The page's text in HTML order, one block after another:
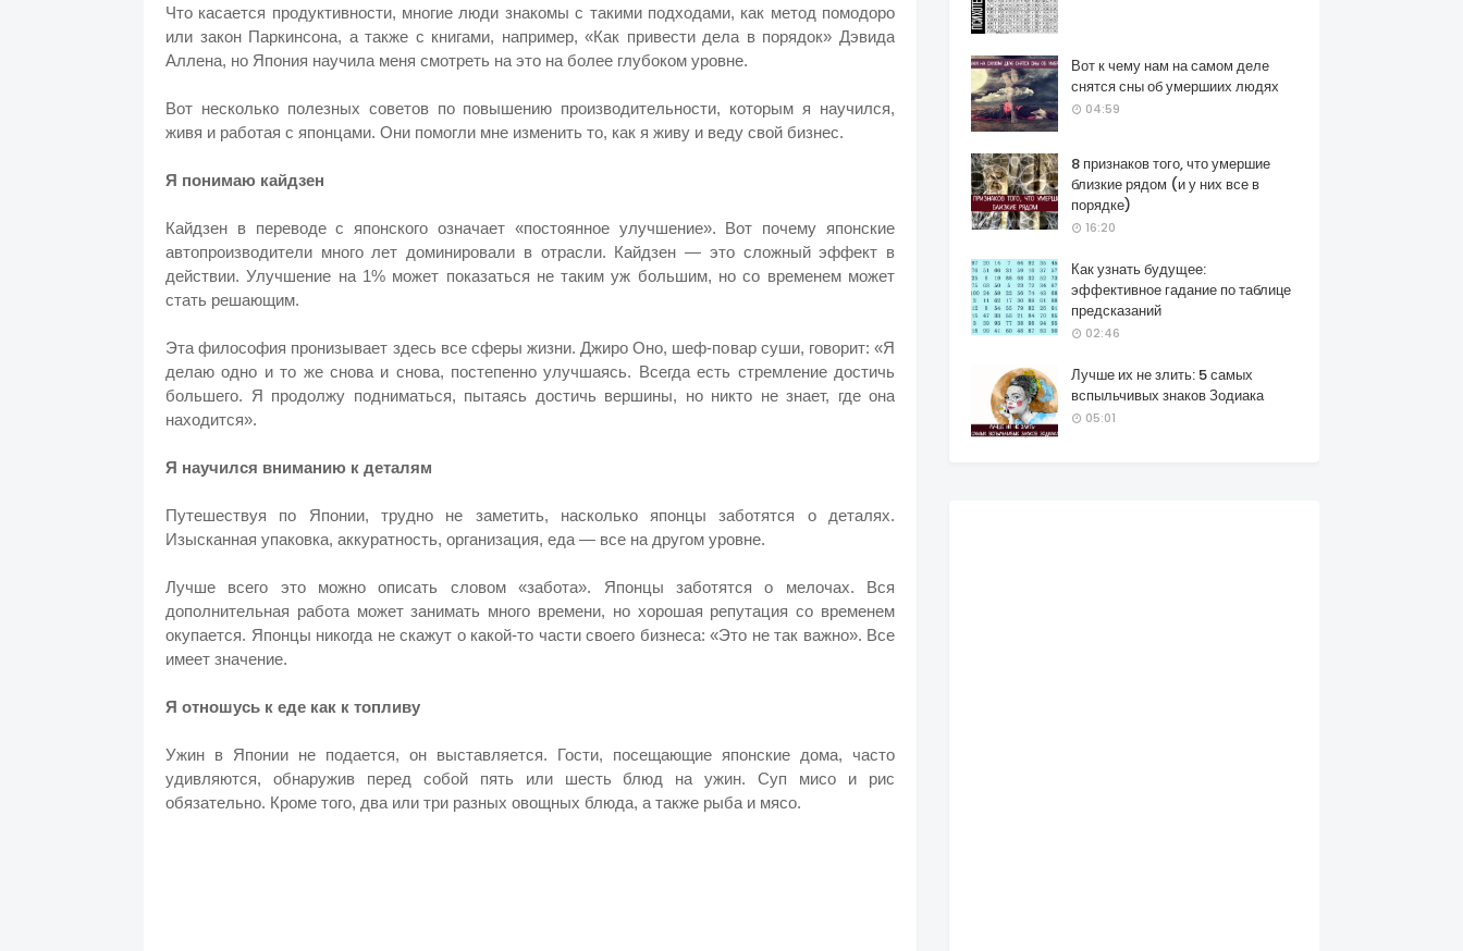
Что касается продуктивности, многие люди знакомы с такими подходами, как метод помодоро
или закон Паркинсона, а также с книгами, например, «Как привести дела в порядок» Дэвида
Аллена, но Япония научила меня смотреть на это на более глубоком уровне.
Вот несколько полезных советов по повышению производительности, которым я научился,
живя и работая с японцами. Они помогли мне изменить то, как я живу и веду свой бизнес.
Я понимаю кайдзен
Кайдзен в переводе с японского означает «постоянное улучшение». Вот почему японские
автопроизводители много лет доминировали в отрасли. Кайдзен — это сложный эффект в
действии. Улучшение на 1% может показаться не таким уж большим, но со временем может
стать решающим.
Эта философия пронизывает здесь все сферы жизни. Джиро Оно, шеф-повар суши, говорит: «Я
делаю одно и то же снова и снова, постепенно улучшаясь. Всегда есть стремление достичь
большего. Я продолжу подниматься, пытаясь достичь вершины, но никто не знает, где она
находится».
Я научился вниманию к деталям
Путешествуя по Японии, трудно не заметить, насколько японцы заботятся о деталях.
Изысканная упаковка, аккуратность, организация, еда — все на другом уровне.
Лучше всего это можно описать словом «забота». Японцы заботятся о мелочах. Вся
дополнительная работа может занимать много времени, но хорошая репутация со временем
окупается. Японцы никогда не скажут о какой-то части своего бизнеса: «Это не так важно». Все
имеет значение.
Я отношусь к еде как к топливу
Ужин в Японии не подается, он выставляется. Гости, посещающие японские дома, часто
удивляются, обнаружив перед собой пять или шесть блюд на ужин. Суп мисо и рис
обязательно. Кроме того, два или три разных овощных блюда, а также рыба и мясо.
Вот к чему нам на самом деле
снятся сны об умершиих людях
04:59
8 признаков того, что умершие
близкие рядом (и у них все в
порядке)
16:20
Как узнать будущее:
эффективное гадание по таблице
предсказаний
02:46
Лучше их не злить: 5 самых
вспыльчивых знаков Зодиака
05:01